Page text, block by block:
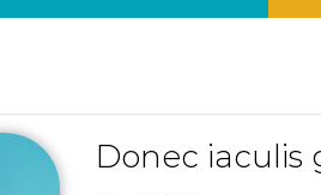
Donec iaculis